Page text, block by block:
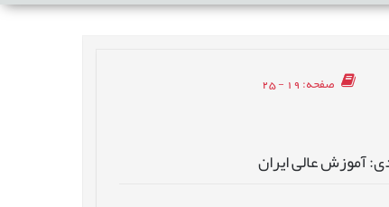
صفحه: 19 - 25